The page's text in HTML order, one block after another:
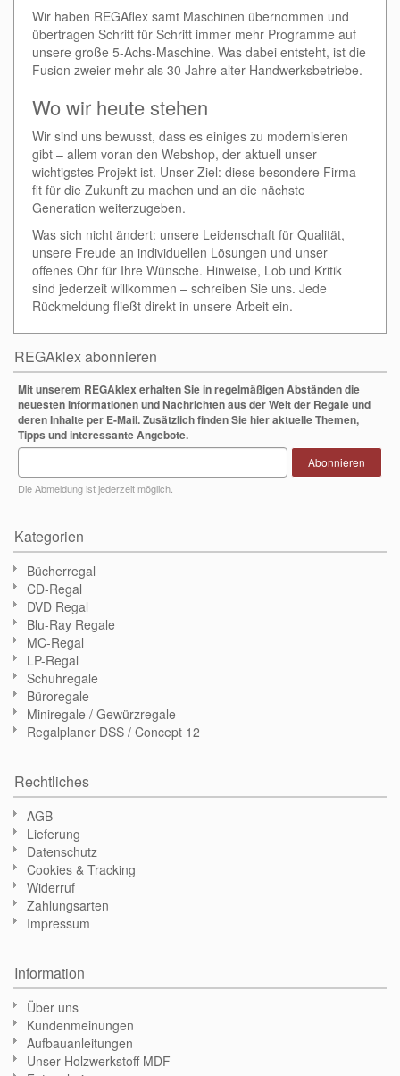
Wir haben REGAflex samt Maschinen übernommen und
übertragen Schritt für Schritt immer mehr Programme auf
unsere große 5-Achs-Maschine. Was dabei entsteht, ist die
Fusion zweier mehr als 30 Jahre alter Handwerksbetriebe.
Wo wir heute stehen
Wir sind uns bewusst, dass es einiges zu modernisieren
gibt – allem voran den Webshop, der aktuell unser
wichtigstes Projekt ist. Unser Ziel: diese besondere Firma
fit für die Zukunft zu machen und an die nächste
Generation weiterzugeben.
Was sich nicht ändert: unsere Leidenschaft für Qualität,
unsere Freude an individuellen Lösungen und unser
offenes Ohr für Ihre Wünsche. Hinweise, Lob und Kritik
sind jederzeit willkommen – schreiben Sie uns. Jede
Rückmeldung fließt direkt in unsere Arbeit ein.
REGAklex abonnieren
Mit unserem REGAklex erhalten Sie in regelmäßigen Abständen die
neuesten Informationen und Nachrichten aus der Welt der Regale und
deren Inhalte per E-Mail. Zusätzlich finden Sie hier aktuelle Themen,
Tipps und interessante Angebote.
Die Abmeldung ist jederzeit möglich.
Abonnieren
Kategorien
Bücherregal
CD-Regal
DVD Regal
Blu-Ray Regale
MC-Regal
LP-Regal
Schuhregale
Büroregale
Miniregale / Gewürzregale
Regalplaner DSS / Concept 12
Rechtliches
AGB
Lieferung
Datenschutz
Cookies & Tracking
Widerruf
Zahlungsarten
Impressum
Information
Über uns
Kundenmeinungen
Aufbauanleitungen
Unser Holzwerkstoff MDF